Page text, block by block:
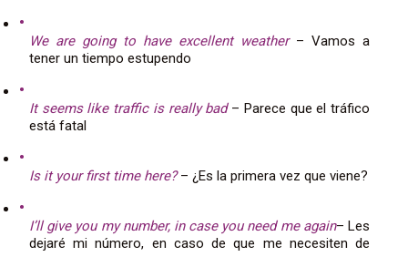
We are going to have excellent weather– Vamos a
tener un tiempo estupendo
It seems like traffic is really bad– Parece que el tráfico
está fatal
Is it your first time here?– ¿Es la primera vez que viene?
I’ll give you my number, in case you need me again– Les
dejaré mi número, en caso de que me necesiten de